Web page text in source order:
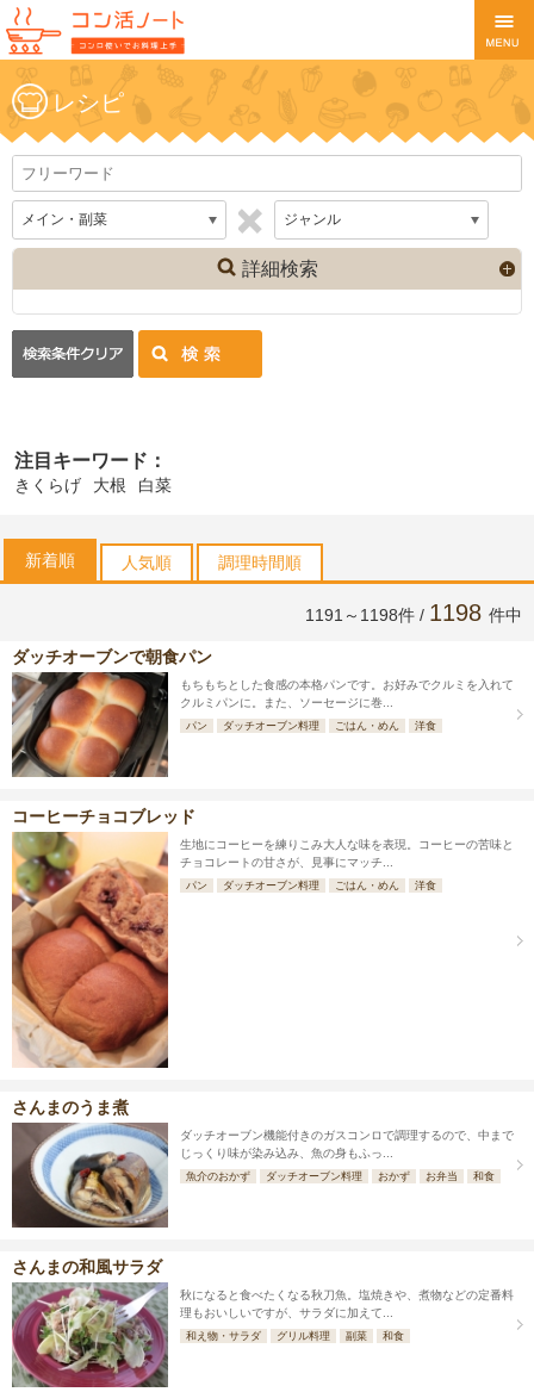
レシピ
詳細検索
注目キーワード：
きくらげ 大根 白菜
新着順 人気順 調理時間順
1191～1198件 / 1198 件中
ダッチオーブンで朝食パン
もちもちとした食感の本格パンです。お好みでクルミを入れて
クルミパンに。また、ソーセージに巻...
パン ダッチオーブン料理 ごはん・めん 洋食
コーヒーチョコブレッド
生地にコーヒーを練りこみ大人な味を表現。コーヒーの苦味と
チョコレートの甘さが、見事にマッチ...
パン ダッチオーブン料理 ごはん・めん 洋食
さんまのうま煮
ダッチオーブン機能付きのガスコンロで調理するので、中まで
じっくり味が染み込み、魚の身もふっ...
魚介のおかず ダッチオーブン料理 おかず お弁当 和食
さんまの和風サラダ
秋になると食べたくなる秋刀魚。塩焼きや、煮物などの定番料
理もおいしいですが、サラダに加えて...
和え物・サラダ グリル料理 副菜 和食